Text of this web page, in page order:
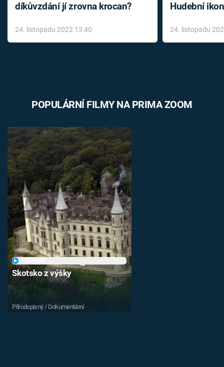
díkůvzdání jí zrovna krocan?
24. listopadu 2022 13:40
Hudební
léky
24. listopadu
POPULÁRNÍ FILMY NA PRIMA ZOOM
Skotsko z výšky
Přírodopisný / Dokumentární